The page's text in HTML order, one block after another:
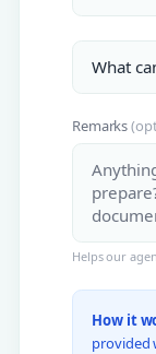
Remarks
Helps our
How it
provided